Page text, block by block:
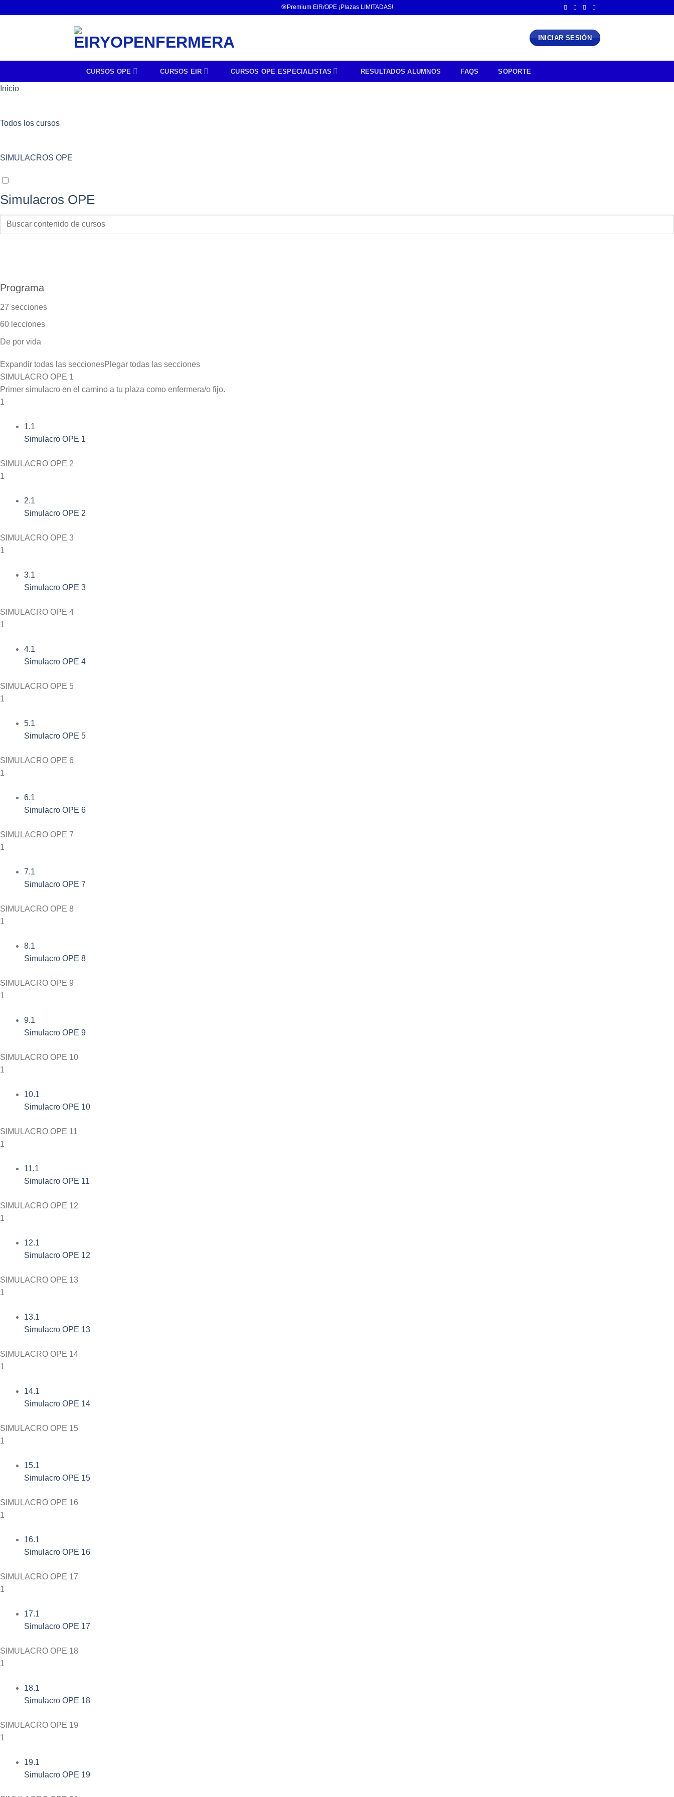
🎯Premium EIR/OPE ¡Plazas LIMITADAS!
INICIAR SESIÓN
CURSOS OPE CURSOS EIR CURSOS OPE ESPECIALISTAS RESULTADOS ALUMNOS FAQS SOPORTE
Inicio
Todos los cursos
SIMULACROS OPE
Simulacros OPE
Programa
27 secciones
60 lecciones
De por vida
Expandir todas las seccionesPlegar todas las secciones
SIMULACRO OPE 1
Primer simulacro en el camino a tu plaza como enfermera/o fijo.
1
1.1
Simulacro OPE 1
SIMULACRO OPE 2
1
2.1
Simulacro OPE 2
SIMULACRO OPE 3
1
3.1
Simulacro OPE 3
SIMULACRO OPE 4
1
4.1
Simulacro OPE 4
SIMULACRO OPE 5
1
5.1
Simulacro OPE 5
SIMULACRO OPE 6
1
6.1
Simulacro OPE 6
SIMULACRO OPE 7
1
7.1
Simulacro OPE 7
SIMULACRO OPE 8
1
8.1
Simulacro OPE 8
SIMULACRO OPE 9
1
9.1
Simulacro OPE 9
SIMULACRO OPE 10
1
10.1
Simulacro OPE 10
SIMULACRO OPE 11
1
11.1
Simulacro OPE 11
SIMULACRO OPE 12
1
12.1
Simulacro OPE 12
SIMULACRO OPE 13
1
13.1
Simulacro OPE 13
SIMULACRO OPE 14
1
14.1
Simulacro OPE 14
SIMULACRO OPE 15
1
15.1
Simulacro OPE 15
SIMULACRO OPE 16
1
16.1
Simulacro OPE 16
SIMULACRO OPE 17
1
17.1
Simulacro OPE 17
SIMULACRO OPE 18
1
18.1
Simulacro OPE 18
SIMULACRO OPE 19
1
19.1
Simulacro OPE 19